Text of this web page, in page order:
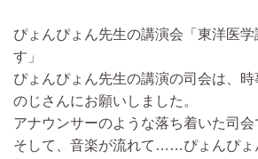
ぴょんぴょん先生の講演会「東洋医
す」
ぴょんぴょん先生の講演の司会は、時
のじさんにお願いしました。
アナウンサーのような落ち着いた司会
そして、音楽が流れて……ぴょんぴょ